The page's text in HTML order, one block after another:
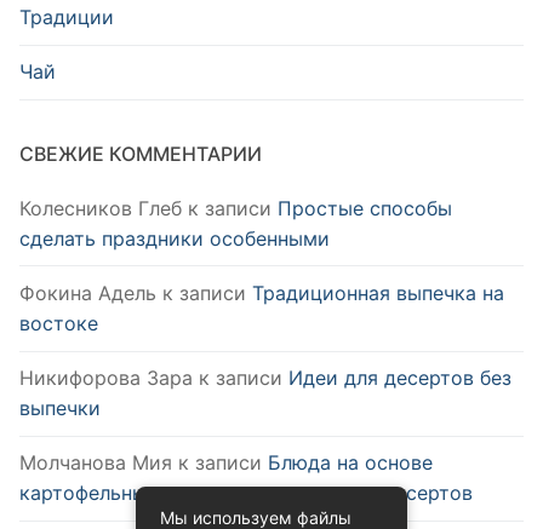
Традиции
Чай
СВЕЖИЕ КОММЕНТАРИИ
Колесников Глеб к записи Простые способы
сделать праздники особенными
Фокина Адель к записи Традиционная выпечка на
востоке
Никифорова Зара к записи Идеи для десертов без
выпечки
Молчанова Мия к записи Блюда на основе
картофельных чипсов: от закусок до десертов
Мы используем файлы